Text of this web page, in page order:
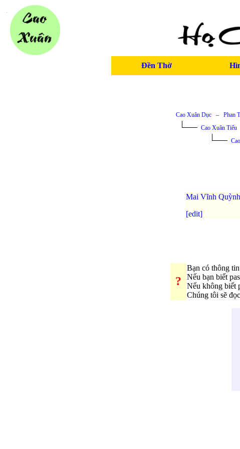
Đền Thờ
Cao Xuân Dục– Phan
Cao Xuân Tiếu
Mai Vĩnh
[edit]
?
Bạn có thông
Nếu bạn biết
Nếu không biết
Chúng tôi sẽ